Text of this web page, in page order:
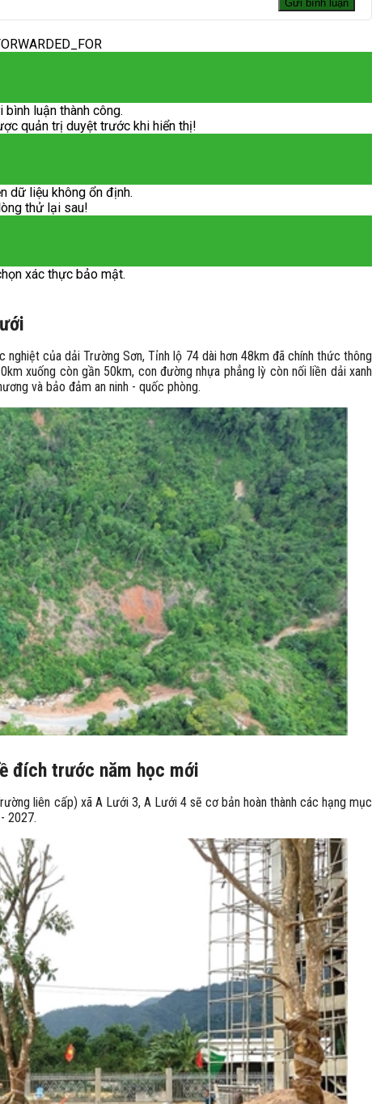
bình luận thành công.
quản trị duyệt trước khi hiển thị!
dữ liệu không ổn định.
thử lại sau!
xác thực bảo mật.
của dải Trường Sơn, Tỉnh lộ 74 dài hơn 48km đã chính thức thông
xuống còn gần 50km, con đường nhựa phẳng lỳ còn nối liền dải xanh
và bảo đảm an ninh - quốc phòng.
đích trước năm học mới
liên cấp) xã A Lưới 3, A Lưới 4 sẽ cơ bản hoàn thành các hạng mục
2027.